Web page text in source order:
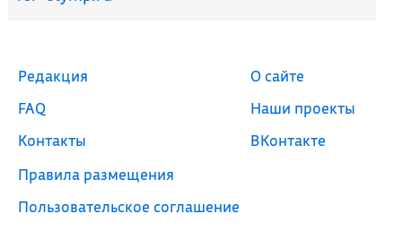
Редакция
FAQ
Контакты
Правила размещения
Пользовательское соглашение
О сайте
Наши проекты
ВКонтакте